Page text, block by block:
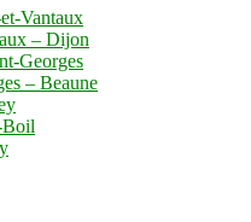
Vantaux
– Dijon
Georges
– Beaune
Boil